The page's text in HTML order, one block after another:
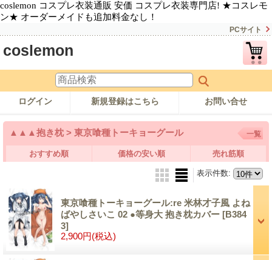
coslemon コスプレ衣装通販 安価 コスプレ衣装専門店! ★コスレモ
ン★ オーダーメイドも追加料金なし！
PCサイト
coslemon
ログイン 新規登録はこちら お問い合せ
▲▲▲抱き枕 > 東京喰種トーキョーグール 一覧
おすすめ順 価格の安い順 売れ筋順
表示件数:
東京喰種トーキョーグール:re 米林才子風 よね
ばやしさいこ 02 ●等身大 抱き枕カバー [B384
3]
2,900円(税込)